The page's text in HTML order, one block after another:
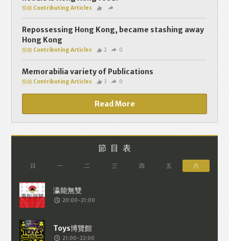
個人資料將用於提供更適合你的廣告及網
頁內容、評估與改善我們的服務、聯絡你
或進行不記名的 究調查。所得資料亦只會
用於所述指定用途。除非所作用途為法例
容許或屬法例規定，否則未經你事先同
意，你的個人資料不會作其他用途。如果
決定提供個人資料，即表示您同意我們將
該資料傳送並儲存。 熱血時報會根據用戶
廣告目標人士的標準），而發送目標廣
告。不會因為你與廣告作出互動或觀看一
個目標廣告而向廣告客戶提供任何用戶的
個人資料。 但如果你觀看或與該廣告作出
互動，則表示你同意廣告客戶有可能假設
你符合該廣告目標客戶群的標準。熱血時
報並會根據你在交易平台（如PAYPAL），
投稿 Contributing Articles
Repossessing Hong Kong, became stashing away
Hong Kong
投稿 Contributing Articles 2 0
Memorabilia variety of Publications
投稿 Contributing Articles 3 0
Read More
節目表
日 一 二 三 四 五 六
20:00-21:00
21:00-22:00